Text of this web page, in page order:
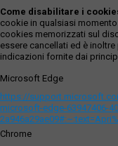
Come disabilitare i
cookie in qualsiasi
cookies memorizzati sul
essere cancellati ed è
indicazioni fornite dai
Microsoft Edge
https://
microsoft-edge-63947406-
Chrome